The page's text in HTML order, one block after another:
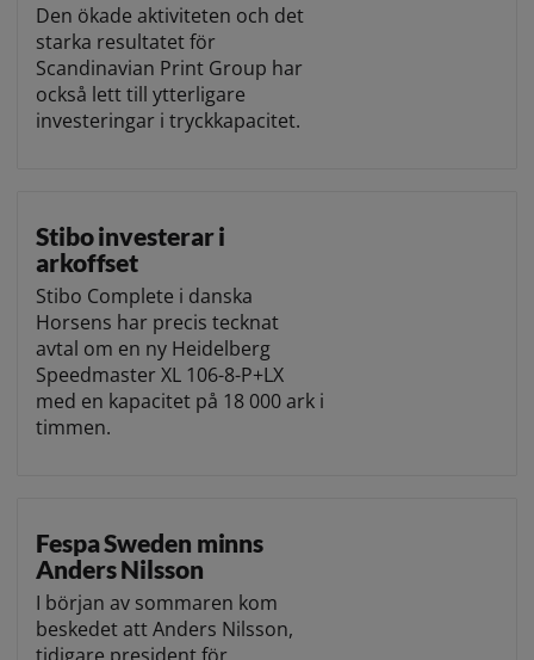
Den ökade aktiviteten och det
starka resultatet för
Scandinavian Print Group har
också lett till ytterligare
investeringar i tryckkapacitet.
Stibo investerar i
arkoffset
Stibo Complete i danska
Horsens har precis tecknat
avtal om en ny Heidelberg
Speedmaster XL 106-8-P+LX
med en kapacitet på 18 000 ark i
timmen.
Fespa Sweden minns
Anders Nilsson
I början av sommaren kom
beskedet att Anders Nilsson,